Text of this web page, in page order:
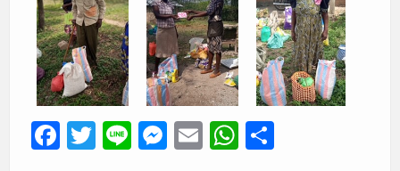
F T Li M E W